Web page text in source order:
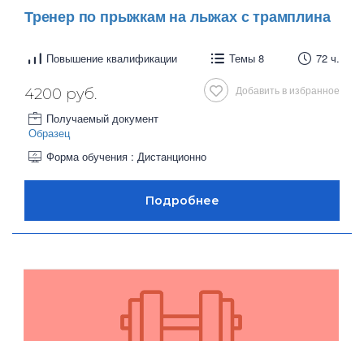
Тренер по прыжкам на лыжах с трамплина
Повышение квалификации Темы 8 72 ч.
Добавить в избранное
4200 руб.
Получаемый документ
Образец
Форма обучения : Дистанционно